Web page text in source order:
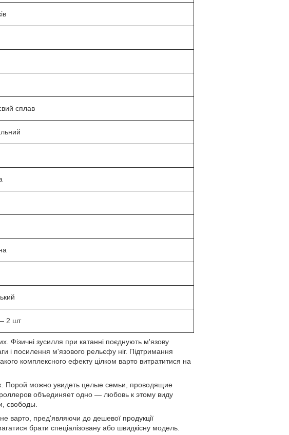
сплав
2 шт
Фізичні зусилля при катанні поєднують м'язову
і посилення м'язового рельєфу ніг. Підтримання
комплексного ефекту цілком варто витратитися на
Порой можно увидеть целые семьи, проводящие
объединяет одно — любовь к этому виду
свободы.
варто, пред'являючи до дешевої продукції
брати спеціалізовану або швидкісну модель.